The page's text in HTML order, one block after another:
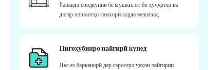
Раванди озодкунии бе мушкилот бо ҳуҷҷатҳо ва
дигар иншоотҳо ғамхорӣ карда мешавад
Нигоҳубинро пайгирӣ кунед
Пас аз барканорӣ дар саросари ҷаҳон пайгирии